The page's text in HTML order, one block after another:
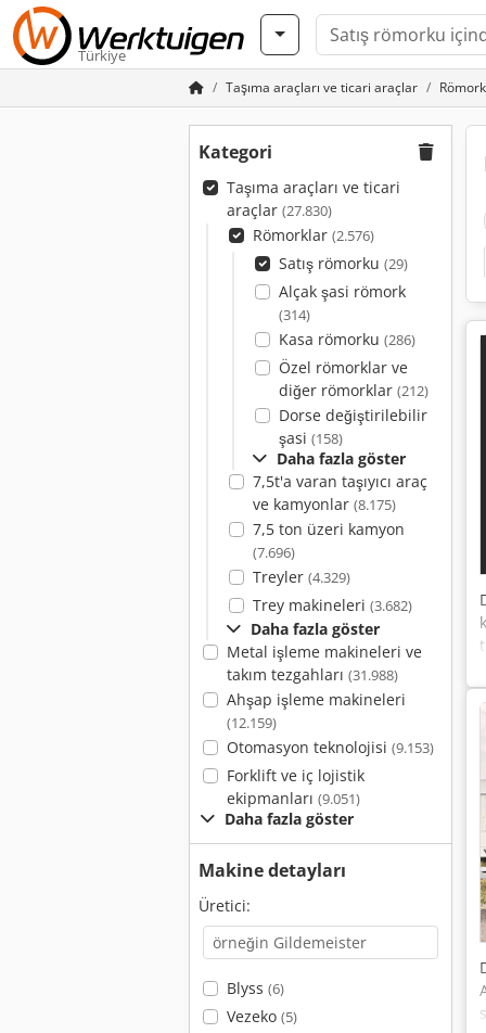
Türkiye
Taşıma araçları ve ticari araçlar
Kategori
Taşıma araçları ve ticari
araçlar (27.830)
Römorklar (2.576)
Satış römorku (29)
Alçak şasi römork
(314)
Kasa römorku (286)
Özel römorklar ve
diğer römorklar (212)
Dorse değiştirilebilir
şasi (158)
Daha fazla göster
7,5t'a varan taşıyıcı araç
ve kamyonlar (8.175)
7,5 ton üzeri kamyon
(7.696)
Treyler (4.329)
Trey makineleri (3.682)
Daha fazla göster
Metal işleme makineleri ve
takım tezgahları (31.988)
Ahşap işleme makineleri
(12.159)
Otomasyon teknolojisi (9.153)
Forklift ve iç lojistik
ekipmanları (9.051)
Daha fazla göster
Makine detayları
Üretici:
Blyss (6)
Vezeko (5)